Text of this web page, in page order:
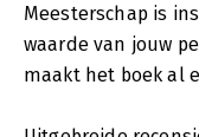
Meesterschap is
waarde van jouw
maakt het boek al